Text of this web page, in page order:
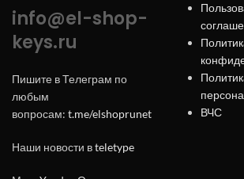
info@el-shop-
keys.ru
Пишите в Телеграм по
любым
вопросам: t.me/elshoprunet
Наши новости вteletype
ВЧС